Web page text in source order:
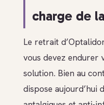
charge de
Le retrait
vous devez endurer
solution. Bien au
dispose aujourd’hui